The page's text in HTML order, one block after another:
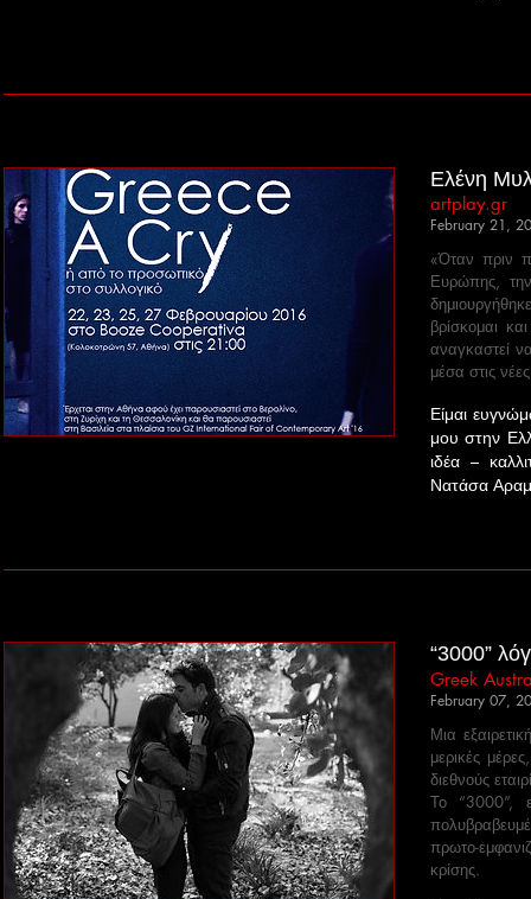
Ελένη
artplay.gr
February 21,
«Όταν πριν
Ευρώπης,
βρίσκομαι
αναγκαστεί
μέσα στις
Είμαι
μου στην
ιδέα –
Νατάσα
“3000”
Greek
February 07,
Μια
μερικές
διεθνούς
Το “3000”,
πρωτο-
κρίσης.